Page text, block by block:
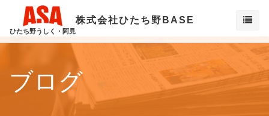
ひたち野うしく・阿見
株式会社ひたち野BASE
ブログ